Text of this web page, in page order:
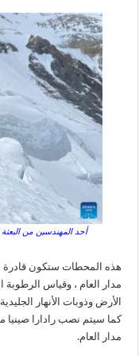
أحد المهندسين من
هذه المحطات ستكون قادرة
مدار العام ، وقياس الرطوبة
الأرض وذوبات الأنهار
كما سيتم نصب رادارا صينيا
مدار العام.